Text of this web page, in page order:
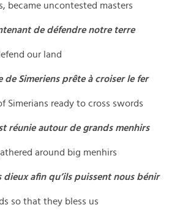
became uncontested masters
de défendre notre terre
our land
de Simeriens prête à croiser le fer
Simerians ready to cross swords
réunie autour de grands menhirs
around big menhirs
dieux afin qu’ils puissent nous bénir
so that they bless us